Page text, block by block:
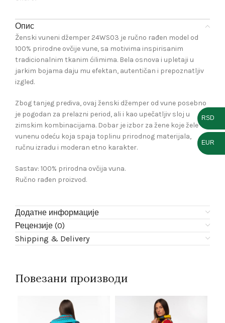
Опис
Ženski vuneni džemper 24WS03 je ručno rađen model od
100% prirodne ovčije vune, sa motivima inspirisanim
tradicionalnim tkanim ćilimima. Bela osnova i upletaji u
jarkim bojama daju mu efektan, autentičan i prepoznatljiv
izgled.
Zbog tanjeg prediva, ovaj ženski džemper od vune posebno
je pogodan za prelazni period, ali i kao upečatljiv sloj u
zimskim kombinacijama. Dobar je izbor za žene koje žele
vunenu odeću koja spaja toplinu prirodnog materijala,
ručnu izradu i moderan etno karakter.
Sastav: 100% prirodna ovčija vuna.
Ručno rađen proizvod.
Додатне информације
Рецензије (0)
Shipping & Delivery
Повезани производи
RSD
EUR